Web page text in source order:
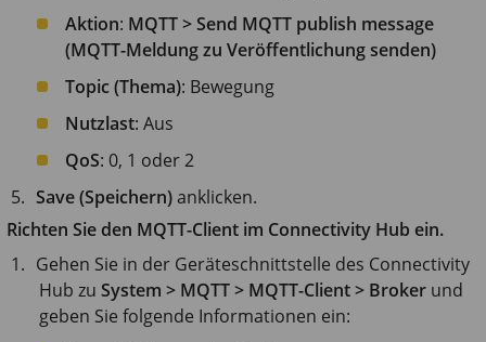
Aktion: MQTT > Send MQTT publish message
(MQTT-Meldung zu Veröffentlichung senden)
Topic (Thema): Bewegung
Nutzlast: Aus
QoS: 0, 1 oder 2
Save (Speichern)anklicken.
Richten Sie den MQTT-Client im Connectivity Hub ein.
Gehen Sie in der Geräteschnittstelle des Connectivity
Hub zu System > MQTT > MQTT-Client > Broker und
geben Sie folgende Informationen ein: